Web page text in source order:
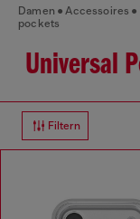
Damen Accessoires
pockets
Universal
Filtern